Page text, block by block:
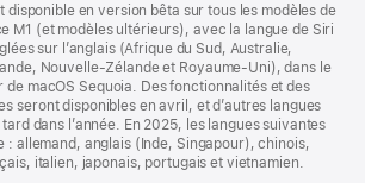
disponible en version bêta sur tous les modèles de
M1 (et modèles ultérieurs), avec la langue de Siri
sur l’anglais (Afrique du Sud, Australie,
Nouvelle-Zélande et Royaume-Uni), dans le
de macOS Sequoia. Des fonctionnalités et des
seront disponibles en avril, et d’autres langues
dans l’année. En 2025, les langues suivantes
: allemand, anglais (Inde, Singapour), chinois,
italien, japonais, portugais et vietnamien.